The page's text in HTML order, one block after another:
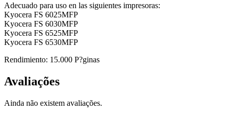
Adecuado para uso en las siguientes impresoras:
Kyocera FS 6025MFP
Kyocera FS 6030MFP
Kyocera FS 6525MFP
Kyocera FS 6530MFP
Rendimiento: 15.000 P?ginas
Avaliações
Ainda não existem avaliações.